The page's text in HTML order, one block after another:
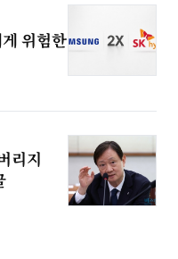
위험한
리지